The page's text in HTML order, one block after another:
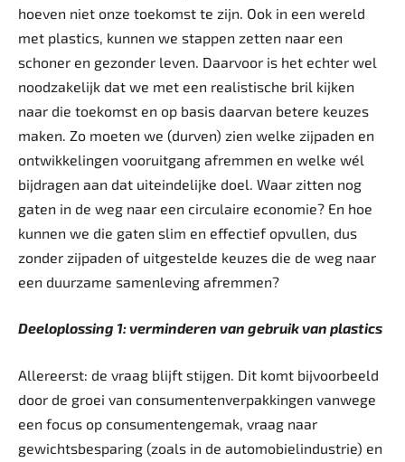
hoeven niet onze toekomst te zijn. Ook in een wereld
met plastics, kunnen we stappen zetten naar een
schoner en gezonder leven. Daarvoor is het echter wel
noodzakelijk dat we met een realistische bril kijken
naar die toekomst en op basis daarvan betere keuzes
maken. Zo moeten we (durven) zien welke zijpaden en
ontwikkelingen vooruitgang afremmen en welke wél
bijdragen aan dat uiteindelijke doel. Waar zitten nog
gaten in de weg naar een circulaire economie? En hoe
kunnen we die gaten slim en effectief opvullen, dus
zonder zijpaden of uitgestelde keuzes die de weg naar
een duurzame samenleving afremmen?
Deeloplossing 1: verminderen van gebruik van plastics
Allereerst: de vraag blijft stijgen. Dit komt bijvoorbeeld
door de groei van consumentenverpakkingen vanwege
een focus op consumentengemak, vraag naar
gewichtsbesparing (zoals in de automobielindustrie) en